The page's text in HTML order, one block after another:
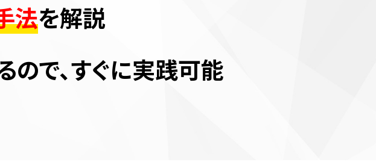
法を解説
ので、すぐに実践可能